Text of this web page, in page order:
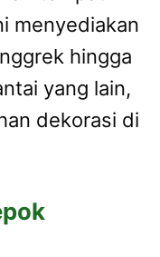
menyediakan
hingga
yang lain,
dekorasi di